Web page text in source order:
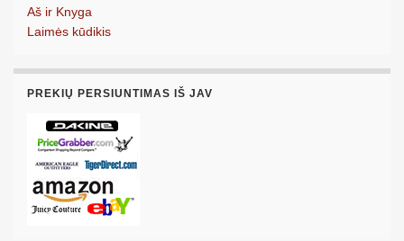
Aš ir Knyga
Laimės kūdikis
PREKIŲ PERSIUNTIMAS IŠ JAV